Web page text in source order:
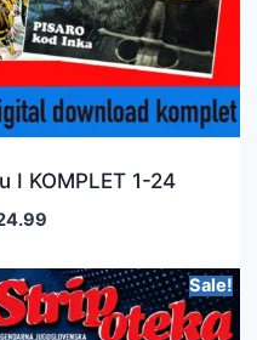
I KOMPLET 1-24
Sale!